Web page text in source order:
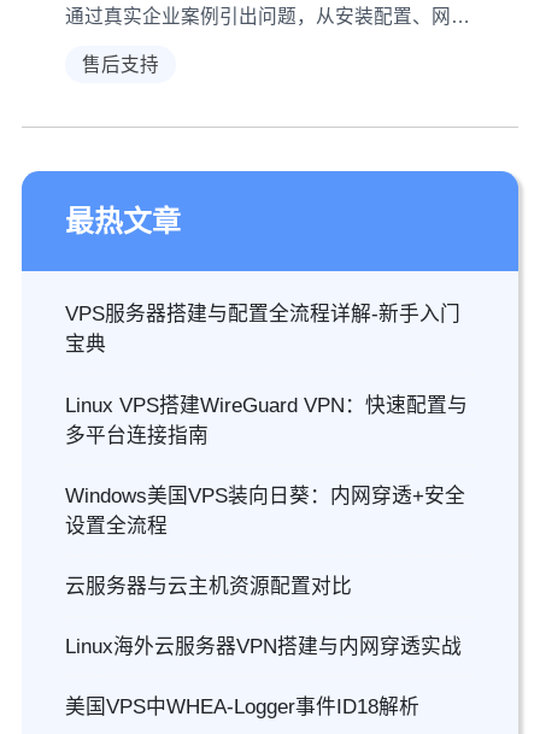
通过真实企业案例引出问题，从安装配置、网络控制、补丁更新等多维度解析国外VPS部署MySQL 8.0的安全防护策略，助你降低数据库被攻击风险。
售后支持
最热文章
VPS服务器搭建与配置全流程详解-新手入门
宝典
Linux VPS搭建WireGuard VPN：快速配置与
多平台连接指南
Windows美国VPS装向日葵：内网穿透+安全
设置全流程
云服务器与云主机资源配置对比
Linux海外云服务器VPN搭建与内网穿透实战
美国VPS中WHEA-Logger事件ID18解析